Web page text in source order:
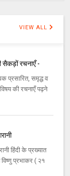
VIEW ALL
सैकड़ों रचनाएँ -
प्रसारित, समृद्ध व
की रचनाएँ पढ़ने
हिंदी के प्रख्यात
प्रभाकर ( २१